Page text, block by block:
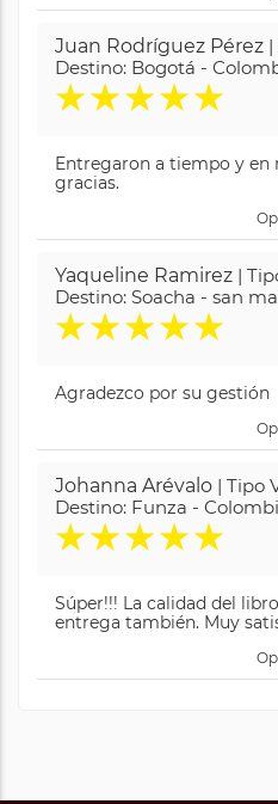
Juan Rodríguez Pérez
Destino: Bogotá -
★★★★★
Entregaron a tiempo y en
gracias.
Yaqueline Ramirez |
Destino: Soacha - san
★★★★★
Agradezco por su gestión
Johanna Arévalo | Tipo
Destino: Funza -
★★★★★
Súper!!! La calidad del
entrega también. Muy